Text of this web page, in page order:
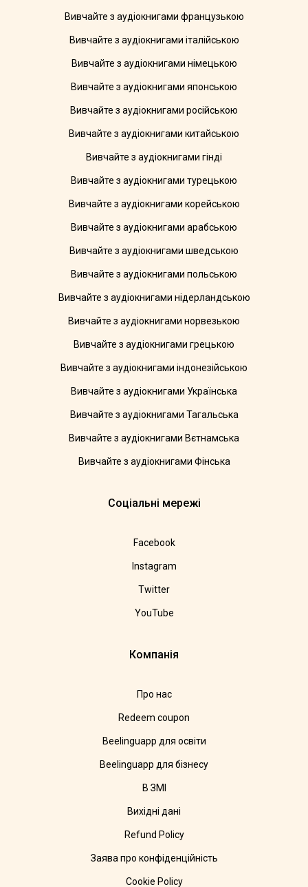
Вивчайте з аудіокнигами французькою
Вивчайте з аудіокнигами італійською
Вивчайте з аудіокнигами німецькою
Вивчайте з аудіокнигами японською
Вивчайте з аудіокнигами російською
Вивчайте з аудіокнигами китайською
Вивчайте з аудіокнигами гінді
Вивчайте з аудіокнигами турецькою
Вивчайте з аудіокнигами корейською
Вивчайте з аудіокнигами арабською
Вивчайте з аудіокнигами шведською
Вивчайте з аудіокнигами польською
Вивчайте з аудіокнигами нідерландською
Вивчайте з аудіокнигами норвезькою
Вивчайте з аудіокнигами грецькою
Вивчайте з аудіокнигами індонезійською
Вивчайте з аудіокнигами Українська
Вивчайте з аудіокнигами Тагальська
Вивчайте з аудіокнигами Вєтнамська
Вивчайте з аудіокнигами Фінська
Соціальні мережі
Facebook
Instagram
Twitter
YouTube
Компанія
Про нас
Redeem coupon
Beelinguapp для освіти
Beelinguapp для бізнесу
В ЗМІ
Вихідні дані
Refund Policy
Заява про конфіденційність
Cookie Policy